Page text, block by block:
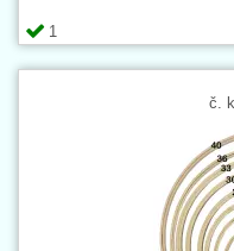
1
č.